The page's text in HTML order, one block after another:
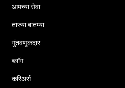
आमच्या सेवा
ताज्या बातम्या
गुंतवणूकदार
ब्लॉग
करिअर्स